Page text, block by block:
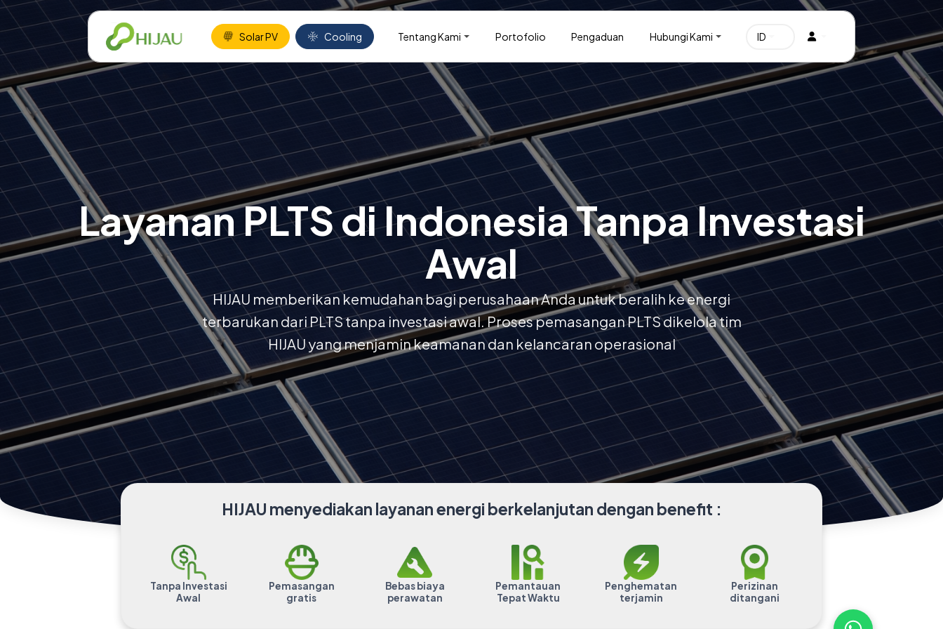
Solar PV Cooling Tentang Kami Portofolio Pengaduan Hubungi Kami
Layanan PLTS di Indonesia Tanpa Investasi
Awal
HIJAU memberikan kemudahan bagi perusahaan Anda untuk beralih ke energi
terbarukan dari PLTS tanpa investasi awal. Proses pemasangan PLTS dikelola tim
HIJAU yang menjamin keamanan dan kelancaran operasional
HIJAU menyediakan layanan energi berkelanjutan dengan benefit :
Tanpa Investasi
Awal
Pemasangan
gratis
Bebas biaya
perawatan
Pemantauan
Tepat Waktu
Penghematan
terjamin
Perizinan
ditangani